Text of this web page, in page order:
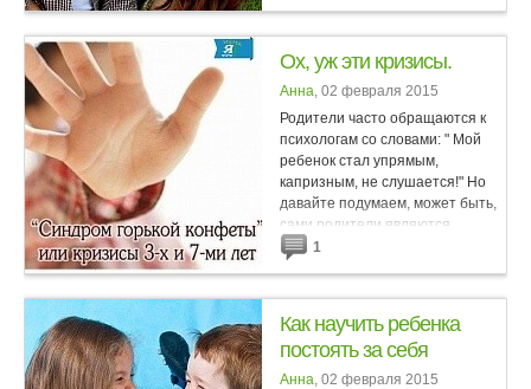
времени, чтобы укрепить свой...
Ох, уж эти кризисы.
Анна, 02 февраля 2015
Родители часто обращаются к
психологам со словами: " Мой
ребенок стал упрямым,
капризным, не слушается!" Но
давайте подумаем, может быть,
сами родители являются
виновниками такого
1
Как научить ребенка
постоять за себя
Анна, 02 февраля 2015